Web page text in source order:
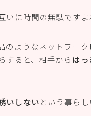
いに時間の無駄ですよ
のようなネットワー
すると、相手から はっ
いしない という事らし